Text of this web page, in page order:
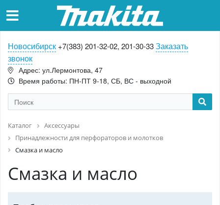
Новосибирск +7(383) 201-32-02, 201-30-33Заказать
звонок
Адрес: ул.Лермонтова, 47
Время работы: ПН-ПТ 9-18, СБ, ВС - выходной
Каталог
Аксессуары
Принадлежности для перфораторов и молотков
Смазка и масло
Смазка и масло